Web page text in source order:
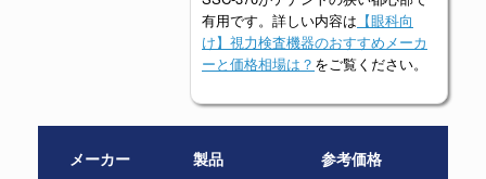
有用です。詳しい内容は 【眼科向
け】視力検査機器のおすすめメーカ
ーと価格相場は？ をご覧ください。
メーカー 製品 参考価格